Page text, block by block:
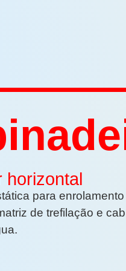
horizontal
para
de trefilação e